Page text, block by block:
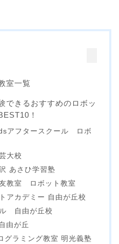
室一覧
できるおすすめのロボッ
！
アフタースクール ロボ
大校
あさひ学習塾
教室 ロボット教室
アカデミー 自由が丘校
自由が丘校
由が丘
グラミング教室 明光義塾